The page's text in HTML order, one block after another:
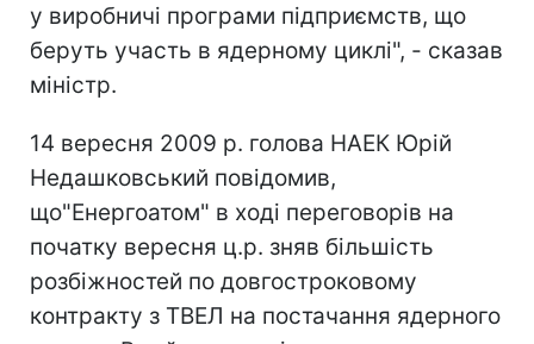
у виробничі програми підприємств, що
беруть участь в ядерному циклі", - сказав
міністр.
14 вересня 2009 р. голова НАЕК Юрій
Недашковський повідомив,
що"Енергоатом" в ході переговорів на
початку вересня ц.р. зняв більшість
розбіжностей по довгостроковому
контракту з ТВЕЛ на постачання ядерного